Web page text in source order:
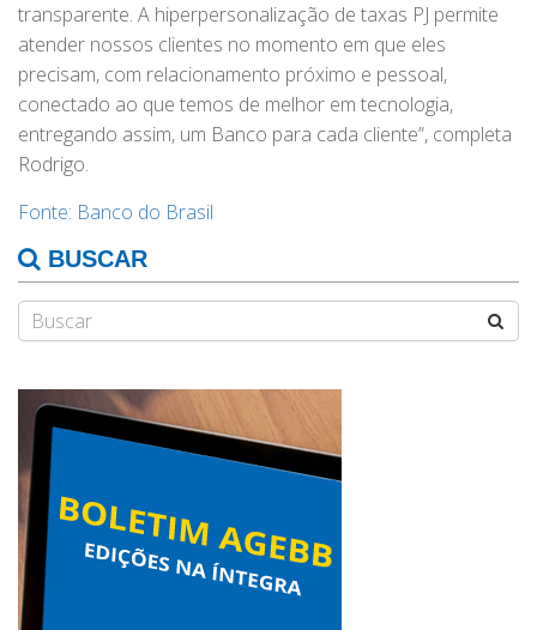
transparente. A hiperpersonalização de taxas PJ permite
atender nossos clientes no momento em que eles
precisam, com relacionamento próximo e pessoal,
conectado ao que temos de melhor em tecnologia,
entregando assim, um Banco para cada cliente”, completa
Rodrigo.
Fonte: Banco do Brasil
BUSCAR